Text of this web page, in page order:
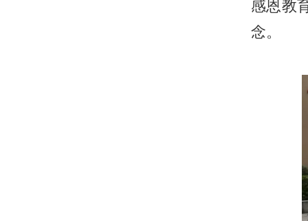
感恩教
念。